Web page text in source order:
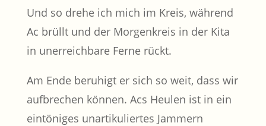
Und so drehe ich mich im Kreis, während
Ac brüllt und der Morgenkreis in der Kita
in unerreichbare Ferne rückt.
Am Ende beruhigt er sich so weit, dass wir
aufbrechen können. Acs Heulen ist in ein
eintöniges unartikuliertes Jammern